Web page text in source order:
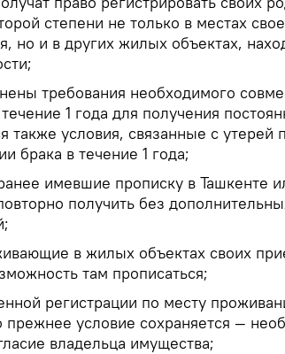
степени не только в местах
но и в других жилых объектах,
требования необходимого
1 года для получения
также условия, связанные с утерей
брака в течение 1 года;
имевшие прописку в Ташкенте
получить без
в жилых объектах своих
там прописаться;
регистрации по месту
прежнее условие сохраняется —
владельца имущества;